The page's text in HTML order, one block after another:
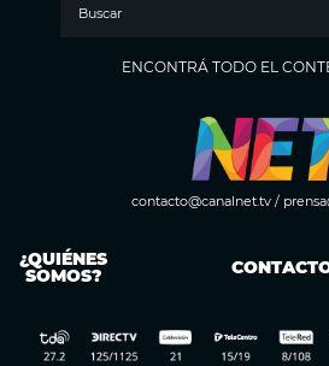
ENCONTRÁ TODO EL
contacto@canalnet.tv/
¿QUIÉNES
SOMOS?